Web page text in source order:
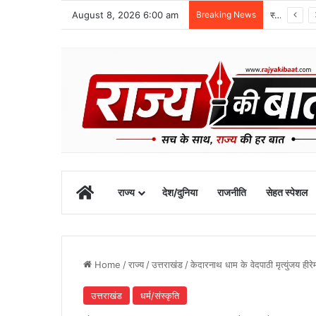
August 8, 2026 6:00 am Breaking News स्वतंत्रता दिवस समारोह की तैयारियां तेज, डीएम ने की तैयारियों की समीक्षा
Homeराज्य देश/दुनिया राजनीति सेहत स्पेशल
Home /राज्य /उत्तराखंड /केदारनाथ धाम के वेदपाठी मृत्युंजय
उत्तराखंड धर्म/संस्कृति